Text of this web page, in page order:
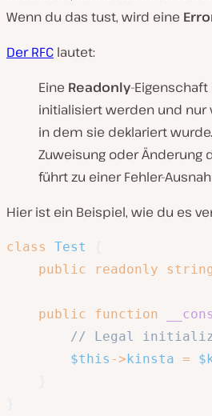
Wenn du das tust, wird eine
Der RFC lautet:
Eine Readonly-
initialisiert werden und nur
in dem sie deklariert
Zuweisung oder Änderung
führt zu einer Fehler-
Hier ist ein Beispiel, wie du es
class Test
public
readonly string
public function
// Legal
$this ->kinsta =